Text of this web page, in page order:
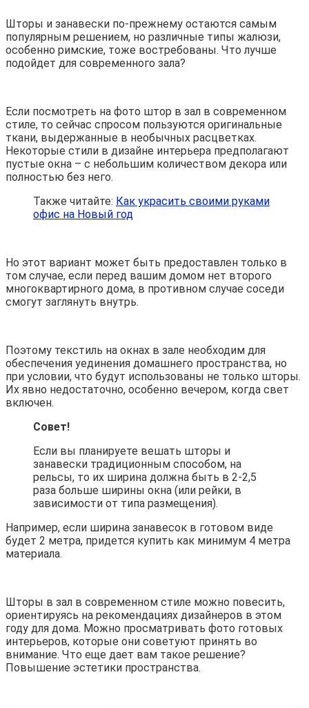
Шторы и занавески по-прежнему остаются самым
популярным решением, но различные типы жалюзи,
особенно римские, тоже востребованы. Что лучше
подойдет для современного зала?
Если посмотреть на фото штор в зал в современном
стиле, то сейчас спросом пользуются оригинальные
ткани, выдержанные в необычных расцветках.
Некоторые стили в дизайне интерьера предполагают
пустые окна – с небольшим количеством декора или
полностью без него.
Также читайте: Как украсить своими руками
офис на Новый год
Но этот вариант может быть предоставлен только в
том случае, если перед вашим домом нет второго
многоквартирного дома, в противном случае соседи
смогут заглянуть внутрь.
Поэтому текстиль на окнах в зале необходим для
обеспечения уединения домашнего пространства, но
при условии, что будут использованы не только шторы.
Их явно недостаточно, особенно вечером, когда свет
включен.
Совет!
Если вы планируете вешать шторы и
занавески традиционным способом, на
рельсы, то их ширина должна быть в 2-2,5
раза больше ширины окна (или рейки, в
зависимости от типа размещения).
Например, если ширина занавесок в готовом виде
будет 2 метра, придется купить как минимум 4 метра
материала.
Шторы в зал в современном стиле можно повесить,
ориентируясь на рекомендациях дизайнеров в этом
году для дома. Можно просматривать фото готовых
интерьеров, которые они советуют принять во
внимание. Что еще дает вам такое решение?
Повышение эстетики пространства.